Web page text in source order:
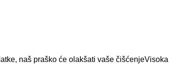
naš praško će olakšati vaše čišćenjeVisoka